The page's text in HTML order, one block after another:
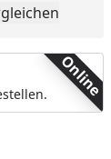
Produkt
Online